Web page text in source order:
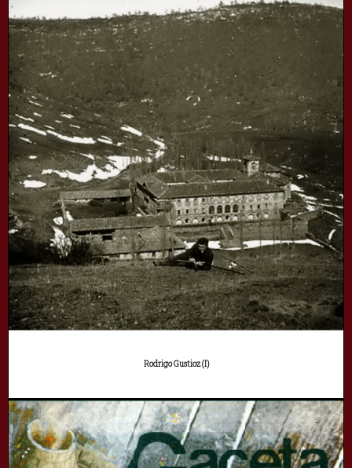
Rodrigo Gustioz (I)